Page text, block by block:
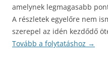
amelynek legmagasabb
A részletek egyelőre nem
szerepel az idén kezdődő
Tovább a folytatáshoz →